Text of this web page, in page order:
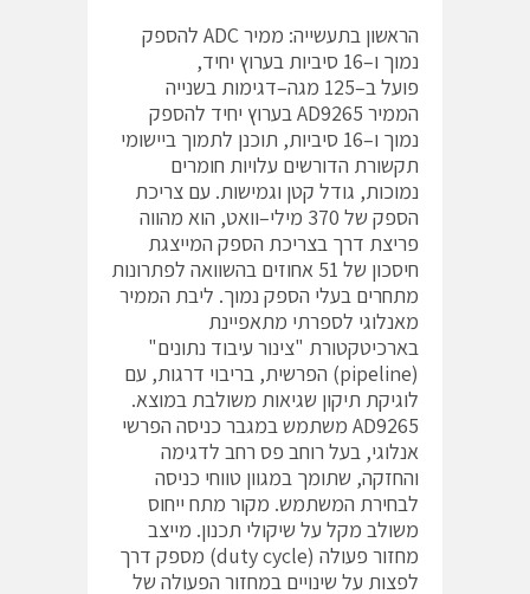
הראשון בתעשייה: ממיר ADC להספק
נמוך ו–16 סיביות בערוץ יחיד,
פועל ב–125 מגה–דגימות בשנייה
הממיר AD9265 בערוץ יחיד להספק
נמוך ו–16 סיביות, תוכנן לתמוך ביישומי
תקשורת הדורשים עלויות חומרים
נמוכות, גודל קטן וגמישות. עם צריכת
הספק של 370 מילי–וואט, הוא מהווה
פריצת דרך בצריכת הספק המייצגת
חיסכון של 51 אחוזים בהשוואה לפתרונות
מתחרים בעלי הספק נמוך. ליבת הממיר
מאנלוגי לספרתי מתאפיינת
בארכיטקטורת "צינור עיבוד נתונים"
(pipeline) הפרשית, בריבוי דרגות, עם
לוגיקת תיקון שגיאות משולבת במוצא.
AD9265 משתמש במגבר כניסה הפרשי
אנלוגי, בעל רוחב פס רחב לדגימה
והחזקה, שתומך במגוון טווחי כניסה
לבחירת המשתמש. מקור מתח ייחוס
משולב מקל על שיקולי תכנון. מייצב
מחזור פעולה (duty cycle) מספק דרך
לפצות על שינויים במחזור הפעולה של